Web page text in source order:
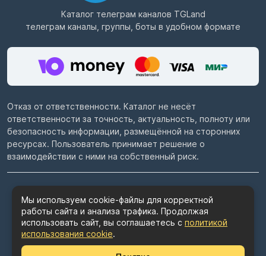
Каталог телеграм каналов TGLand
телеграм каналы, группы, боты в удобном формате
Отказ от ответственности. Каталог не несёт
ответственности за точность, актуальность, полноту или
безопасность информации, размещённой на сторонних
ресурсах. Пользователь принимает решение о
взаимодействии с ними на собственный риск.
Пользовательское соглашение
Политика конфиденциальности
Политика использования cookie
Мы используем cookie-файлы для корректной
работы сайта и анализа трафика. Продолжая
использовать сайт, вы соглашаетесь с политикой
использования cookie.